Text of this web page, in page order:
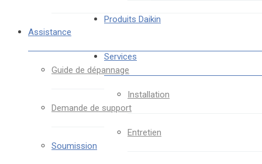
Assistance
Guide de dépannage
Demande de support
Soumission
Produits Daikin
Services
Installation
Entretien